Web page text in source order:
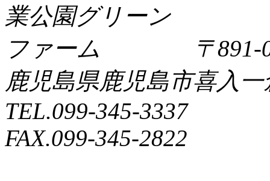
〒891-
鹿児島県鹿児島市喜入一
TEL.099-345-3337
FAX.099-345-2822